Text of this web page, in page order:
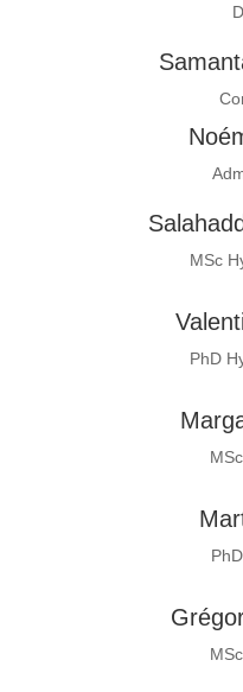
MSc
PhD